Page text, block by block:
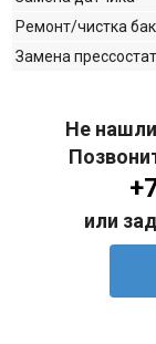
Ремонт/чистка
Замена
Не
или